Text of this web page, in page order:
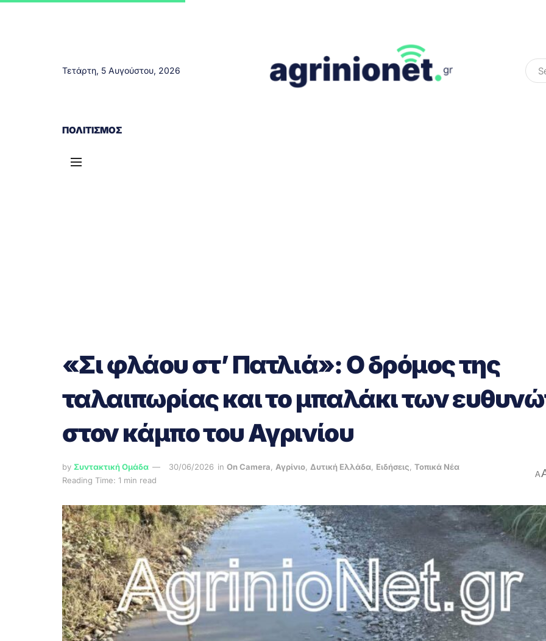
Τετάρτη, 5 Αυγούστου, 2026
ΠΟΛΙΤΙΣΜΌΣ
«Σι φλάου στ’ Πατλιά»: Ο δρόμος της
ταλαιπωρίας και το μπαλάκι των
στον κάμπο του Αγρινίου
by Συντακτική Ομάδα 30/06/2026 in On Camera, Αγρίνιο, Δυτική Ελλάδα, Ειδήσεις, Τοπικά Νέα
Reading Time: 1 min read
A